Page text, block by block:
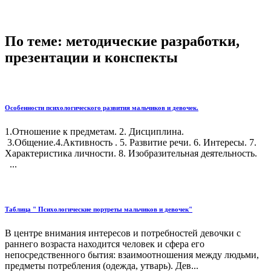
По теме: методические разработки,
презентации и конспекты
Особенности психологического развития мальчиков и девочек.
1.Отношение к предметам. 2. Дисциплина.
3.Общение.4.Активность . 5. Развитие речи. 6. Интересы. 7.
Характеристика личности. 8. Изобразительная деятельность.
...
Таблица " Психологические портреты мальчиков и девочек"
В центре внимания интересов и потребностей девочки с
раннего возраста находится человек и сфера его
непосредственного бытия: взаимоотношения между людьми,
предметы потребления (одежда, утварь). Дев...